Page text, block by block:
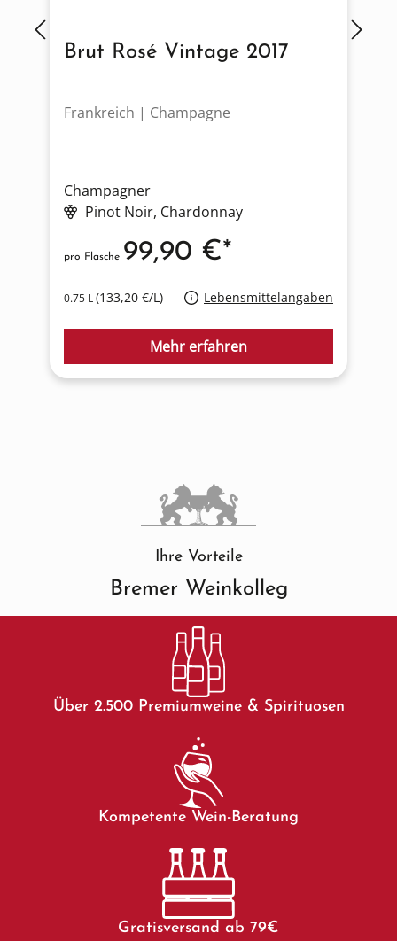
Brut Rosé Vintage 2017
Frankreich | Champagne
Champagner
Pinot Noir, Chardonnay
0.75 L(133,20 €/L) Lebensmittelangaben
pro Flasche 99,90 €*
Mehr erfahren
Ihre Vorteile
Bremer Weinkolleg
Über 2.500 Premiumweine & Spirituosen
Kompetente Wein-Beratung
Gratisversand ab 79€